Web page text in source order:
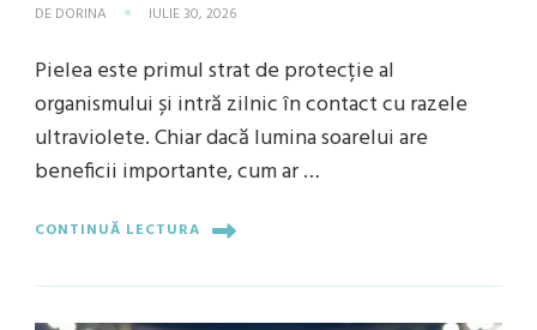
DE DORINA IULIE 30, 2026
Pielea este primul strat de protecție al
organismului și intră zilnic în contact cu razele
ultraviolete. Chiar dacă lumina soarelui are
beneficii importante, cum ar …
CONTINUĂ LECTURA